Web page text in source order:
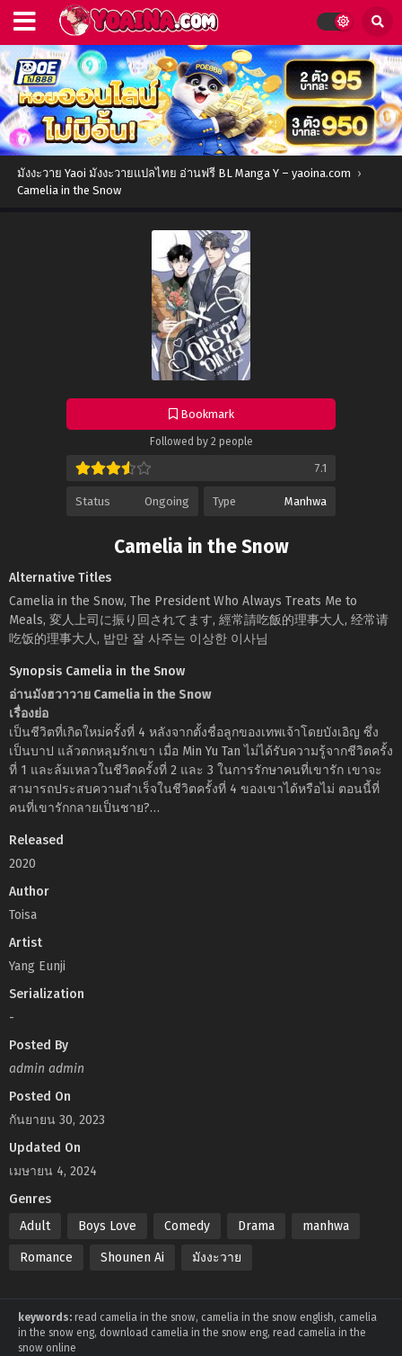
มังงะวาย Yaoi มังงะวายแปลไทย อ่านฟรี BL Manga Y – yaoina.com ›
Camelia in the Snow
Bookmark
Followed by 2 people
7.1
Status Ongoing Type Manhwa
Camelia in the Snow
Alternative Titles
Camelia in the Snow, The President Who Always Treats Me to
Meals, 変人上司に振り回されてます, 經常請吃飯的理事大人, 经常请
吃饭的理事大人, 밥만 잘 사주는 이상한 이사님
Synopsis Camelia in the Snow
อ่านมังฮวาวาย Camelia in the Snow
เรื่องย่อ
เป็นชีวิตที่เกิดใหม่ครั้งที่ 4 หลังจากตั้งชื่อลูกของเทพเจ้าโดยบังเอิญ ซึ่ง
เป็นบาป แล้วตกหลุมรักเขา เมื่อ Min Yu Tan ไม่ได้รับความรู้จากชีวิตครั้ง
ที่ 1 และล้มเหลวในชีวิตครั้งที่ 2 และ 3 ในการรักษาคนที่เขารัก เขาจะ
สามารถประสบความสำเร็จในชีวิตครั้งที่ 4 ของเขาได้หรือไม่ ตอนนี้ที่
คนที่เขารักกลายเป็นชาย?…
Released
2020
Author
Toisa
Artist
Yang Eunji
Serialization
-
Posted By
admin admin
Posted On
กันยายน 30, 2023
Updated On
เมษายน 4, 2024
Genres
Adult
Boys Love Comedy Drama manhwa
Romance Shounen Ai มังงะวาย
keywords: read camelia in the snow, camelia in the snow english, camelia
in the snow eng, download camelia in the snow eng, read camelia in the
snow online